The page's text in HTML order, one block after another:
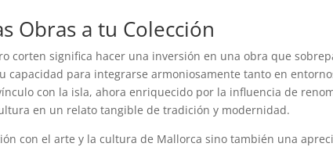
Obras a tu Colección
corten significa hacer una inversión en una obra que
para integrarse armoniosamente tanto en
con la isla, ahora enriquecido por la influencia de
en un relato tangible de tradición y modernidad.
con el arte y la cultura de Mallorca sino también una